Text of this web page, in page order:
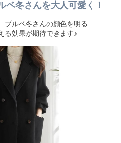
ベ冬さんを大人可愛く！
ブルベ冬さんの顔色を明る
る効果が期待できます♪